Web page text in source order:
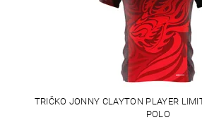
TRIČKO JONNY CLAYTON PLAYER
POLO